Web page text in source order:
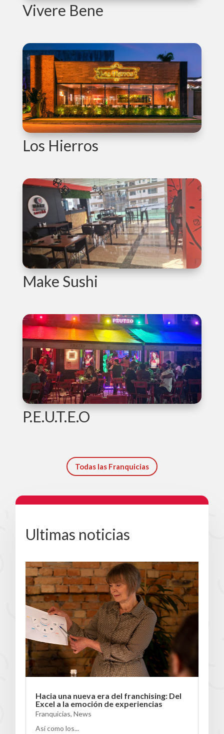
Vivere Bene
Los Hierros
Make Sushi
P.E.U.T.E.O
Todas las Franquicias
Ultimas noticias
Hacia una nueva era del franchising: Del
Excel a la emoción de experiencias
Franquicias,News
Así como los...